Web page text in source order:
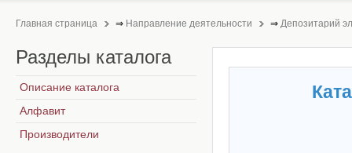
Главная страница ⇒ Направление деятельности ⇒ Депозитарий
Разделы каталога
Описание каталога
Алфавит
Производители